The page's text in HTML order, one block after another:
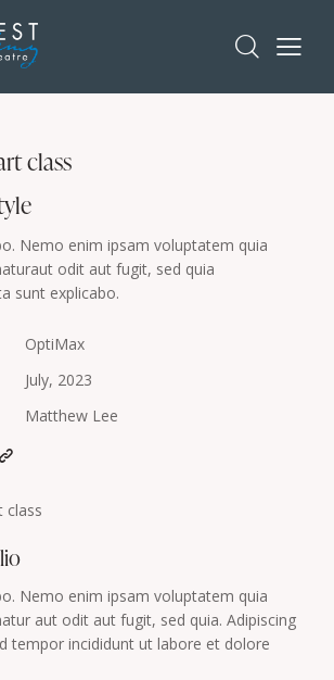
class
Nemo enim ipsam voluptatem quia
odit aut fugit, sed quia
sunt explicabo.
OptiMax
July, 2023
Matthew Lee
Nemo enim ipsam voluptatem quia
aut odit aut fugit, sed quia. Adipiscing
tempor incididunt ut labore et dolore